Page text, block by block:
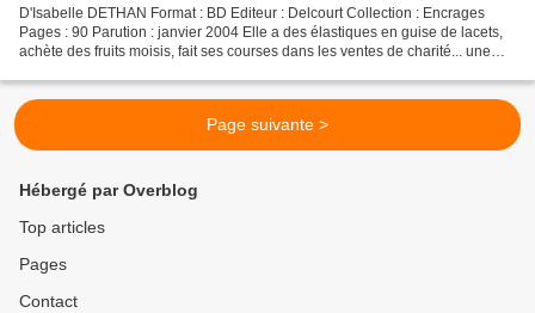
D'Isabelle DETHAN Format : BD Editeur : Delcourt Collection : Encrages
Pages : 90 Parution : janvier 2004 Elle a des élastiques en guise de lacets,
achète des fruits moisis, fait ses courses dans les ventes de charité... une
Page suivante >
Hébergé par Overblog
Top articles
Pages
Contact